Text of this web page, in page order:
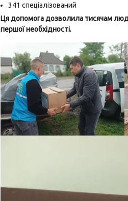
341 спеціалізований
Ця допомога дозволила тисячам
першої необхідності.